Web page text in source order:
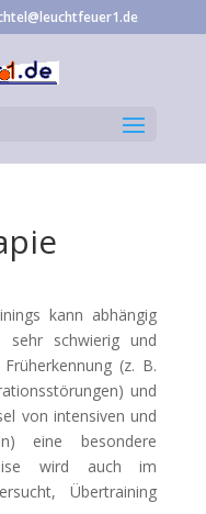
kann abhängig
sehr schwierig und
(z. B.
und
von intensiven und
eine besondere
wird auch im
Übertraining